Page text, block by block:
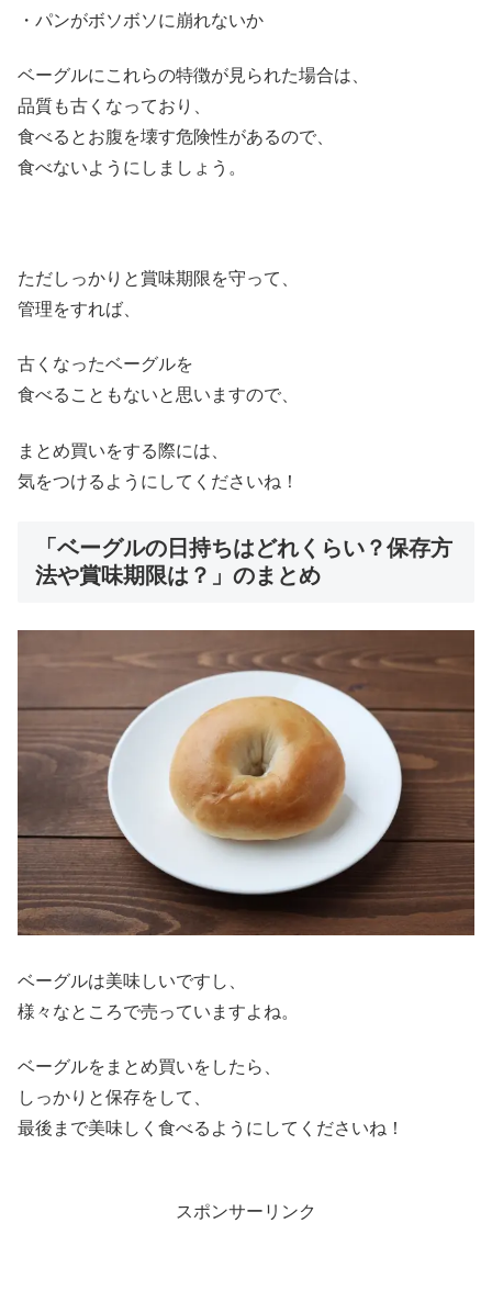
・パンがボソボソに崩れないか
ベーグルにこれらの特徴が見られた場合は、
品質も古くなっており、
食べるとお腹を壊す危険性があるので、
食べないようにしましょう。
ただしっかりと賞味期限を守って、
管理をすれば、
古くなったベーグルを
食べることもないと思いますので、
まとめ買いをする際には、
気をつけるようにしてくださいね！
「ベーグルの日持ちはどれくらい？保存方
法や賞味期限は？」のまとめ
ベーグルは美味しいですし、
様々なところで売っていますよね。
ベーグルをまとめ買いをしたら、
しっかりと保存をして、
最後まで美味しく食べるようにしてくださいね！
スポンサーリンク